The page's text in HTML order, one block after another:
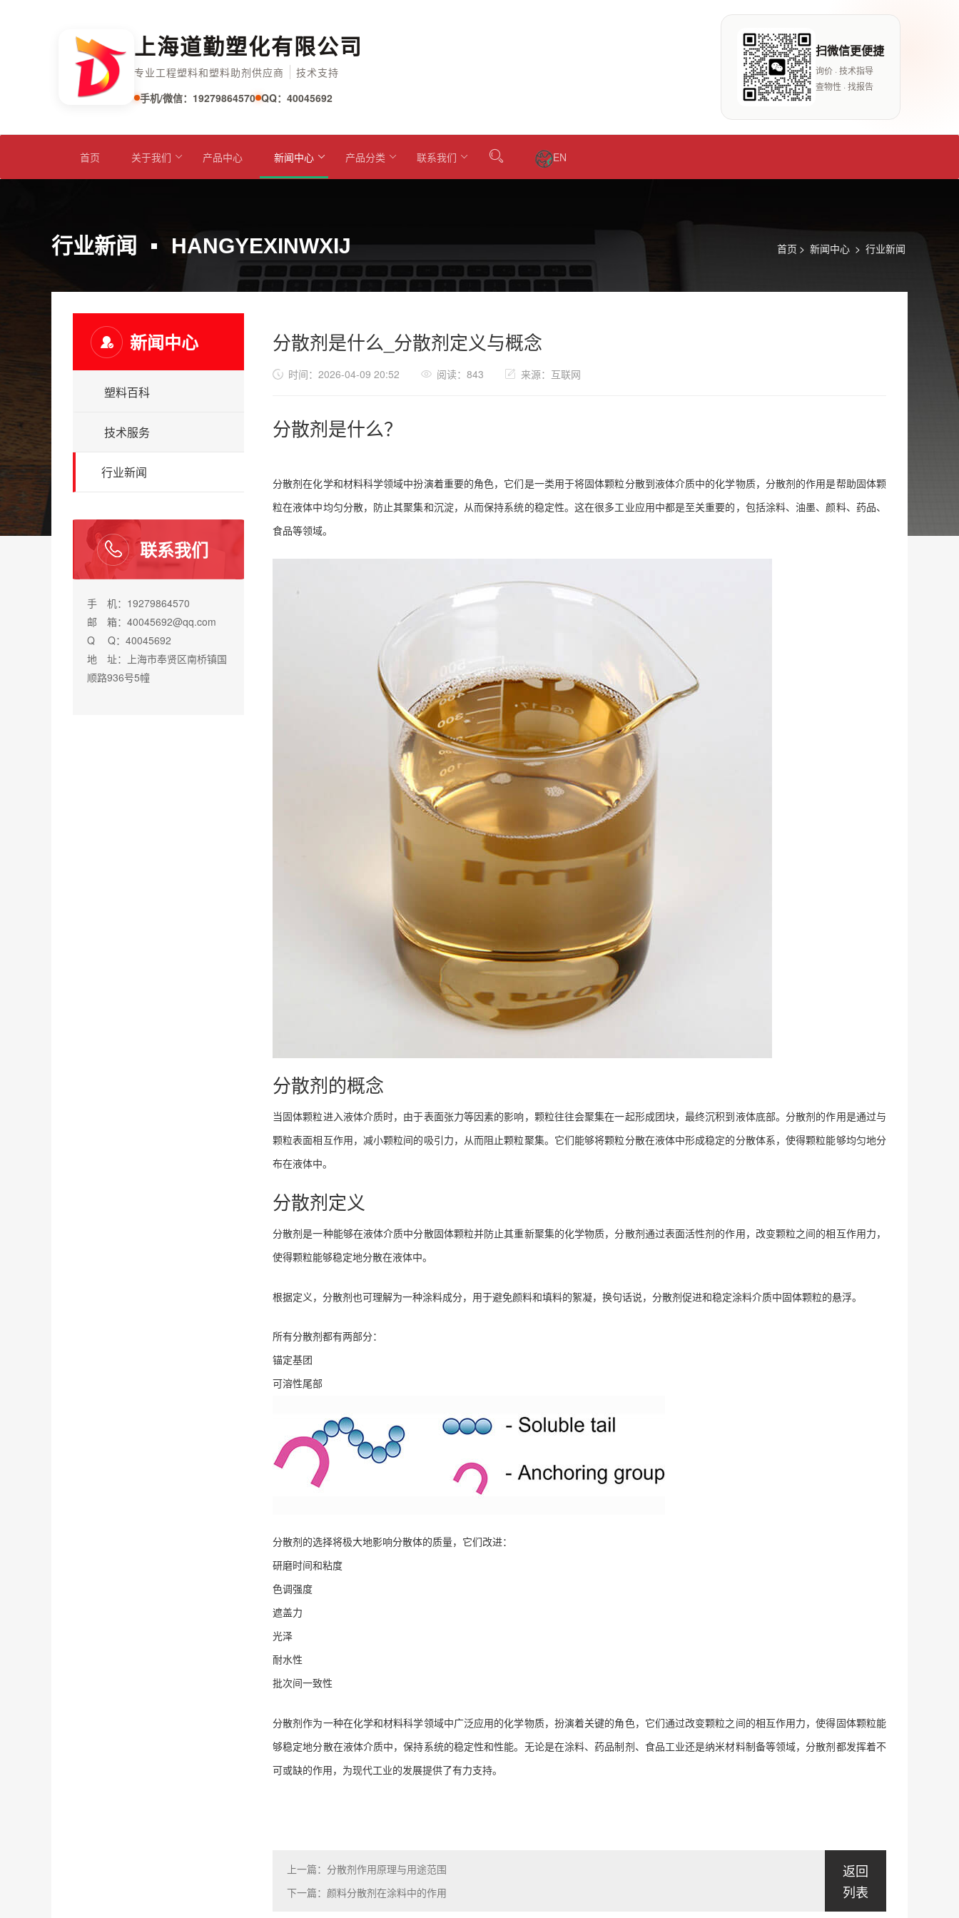
上海道勤塑化有限公司
专业工程塑料和塑料助剂供应商
技术支持
手机/微信：19279864570 QQ：40045692
扫微信更便捷
询价 · 技术指导
查物性 · 找报告
首页 关于我们 产品中心 新闻中心 产品分类 联系我们 EN
行业新闻 HANGYEXINWXIJ 首页 > 新闻中心 > 行业新闻
新闻中心
塑料百科
技术服务
行业新闻
联系我们
手 机：19279864570
邮 箱：40045692@qq.com
Q Q：40045692
地 址：上海市奉贤区南桥镇国
顺路936号5幢
分散剂是什么_分散剂定义与概念
时间：2026-04-09 20:52 阅读：843 来源：互联网
分散剂是什么？
分散剂在化学和材料科学领域中扮演着重要的角色，它们是一类用于将固体颗粒分散到液体介质中的化学物质，分散剂的作用是帮助固体颗
粒在液体中均匀分散，防止其聚集和沉淀，从而保持系统的稳定性。这在很多工业应用中都是至关重要的，包括涂料、油墨、颜料、药品、
食品等领域。
分散剂的概念
当固体颗粒进入液体介质时，由于表面张力等因素的影响，颗粒往往会聚集在一起形成团块，最终沉积到液体底部。分散剂的作用是通过与
颗粒表面相互作用，减小颗粒间的吸引力，从而阻止颗粒聚集。它们能够将颗粒分散在液体中形成稳定的分散体系，使得颗粒能够均匀地分
布在液体中。
分散剂定义
分散剂是一种能够在液体介质中分散固体颗粒并防止其重新聚集的化学物质，分散剂通过表面活性剂的作用，改变颗粒之间的相互作用力，
使得颗粒能够稳定地分散在液体中。
根据定义，分散剂也可理解为一种涂料成分，用于避免颜料和填料的絮凝，换句话说，分散剂促进和稳定涂料介质中固体颗粒的悬浮。
所有分散剂都有两部分：
锚定基团
可溶性尾部
分散剂的选择将极大地影响分散体的质量，它们改进：
研磨时间和粘度
色调强度
遮盖力
光泽
耐水性
批次间一致性
分散剂作为一种在化学和材料科学领域中广泛应用的化学物质，扮演着关键的角色，它们通过改变颗粒之间的相互作用力，使得固体颗粒能
够稳定地分散在液体介质中，保持系统的稳定性和性能。无论是在涂料、药品制剂、食品工业还是纳米材料制备等领域，分散剂都发挥着不
可或缺的作用，为现代工业的发展提供了有力支持。
上一篇：分散剂作用原理与用途范围
下一篇：颜料分散剂在涂料中的作用
返回
列表